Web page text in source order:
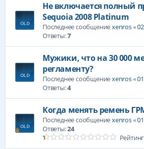
Не включается полный
Sequoia 2008 Platinum
Последнее сообщениеxenros«
Ответы:7
Мужики, что на 30 000
регламенту?
Последнее сообщениеxenros«
Ответы:4
Когда менять ремень
Последнее сообщениеxenros«
Ответы:24